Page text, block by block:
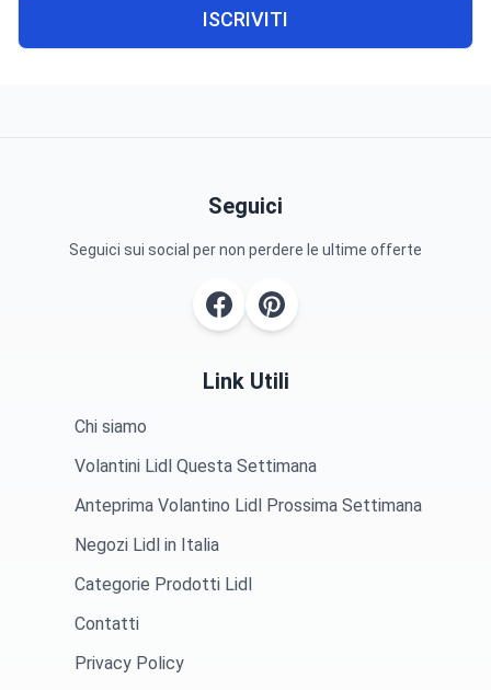
ISCRIVITI
Seguici
Seguici sui social per non perdere le ultime offerte
Link Utili
Chi siamo
Volantini Lidl Questa Settimana
Anteprima Volantino Lidl Prossima Settimana
Negozi Lidl in Italia
Categorie Prodotti Lidl
Contatti
Privacy Policy